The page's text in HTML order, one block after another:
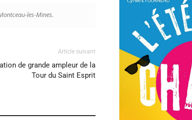
les-Mines.
Article suivant
de grande ampleur de la
Tour du Saint Esprit